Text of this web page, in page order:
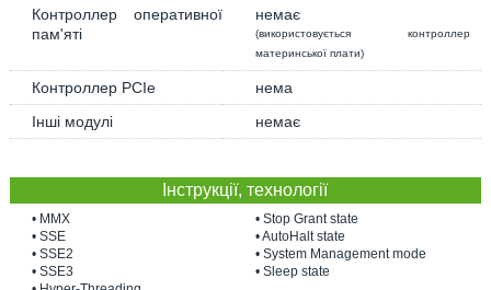
Контроллер оперативної
пам'яті
немає
(використовується контроллер
материнської плати)
Контроллер PCIe
нема
Інші модулі
немає
Інструкції, технології
• MMX
• SSE
• SSE2
• SSE3
• Stop Grant state
• AutoHalt state
• System Management mode
• Sleep state